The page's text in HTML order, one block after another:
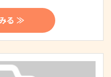
る ≫